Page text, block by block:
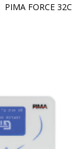
PIMA FORCE 32C